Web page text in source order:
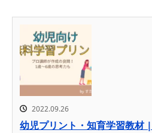
2022.09.26
幼児プリント・知育学習教材